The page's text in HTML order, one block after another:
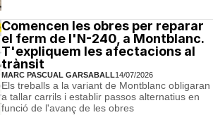
Comencen les obres per reparar
el ferm de l'N-240, a Montblanc.
T'expliquem les afectacions al
trànsit
MARC PASCUAL GARSABALL14/07/2026
Els treballs a la variant de Montblanc obligaran
a tallar carrils i establir passos alternatius en
funció de l'avanç de les obres